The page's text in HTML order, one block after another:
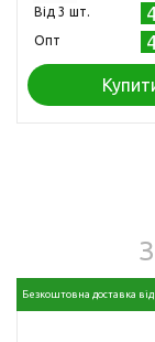
Від 3 шт.
Опт
Безкоштовна доставка від